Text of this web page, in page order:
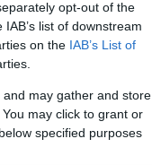
opt-out of the
list of downstream
on the IAB’s List of
may gather and store
may click to grant or
specified purposes